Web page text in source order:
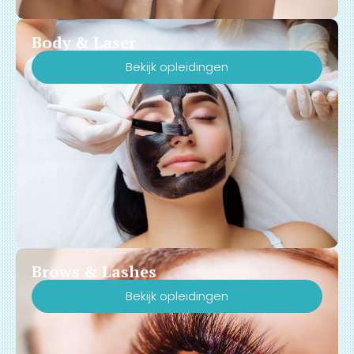
Body & Laser
Bekijk opleidingen
Brows & Lashes
Bekijk opleidingen